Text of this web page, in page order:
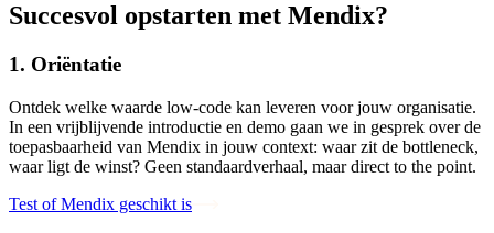
Succesvol opstarten met Mendix?
1. Oriëntatie
Ontdek welke waarde low-code kan leveren voor jouw organisatie.
In een vrijblijvende introductie en demo gaan we in gesprek over de
toepasbaarheid van Mendix in jouw context: waar zit de bottleneck,
waar ligt de winst? Geen standaardverhaal, maar direct to the point.
Test of Mendix geschikt is